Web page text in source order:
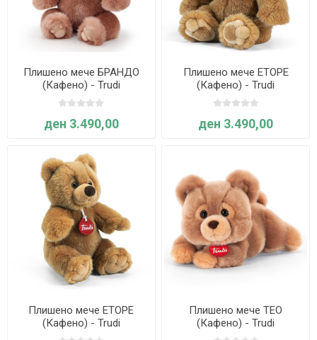
Плишено мече БРАНДО
(Кафено) - Trudi
ден 3.490,00
Плишено мече ЕТОРЕ
(Кафено) - Trudi
ден 3.490,00
Плишено мече ЕТОРЕ
(Кафено) - Trudi
Плишено мече ТЕО
(Кафено) - Trudi